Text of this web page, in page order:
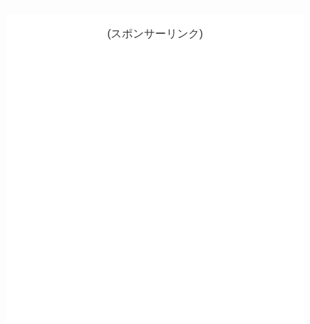
(スポンサーリンク)